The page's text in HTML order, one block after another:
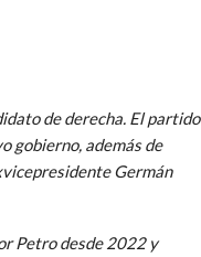
de derecha. El partido
gobierno, además de
Germán
Petro desde 2022 y